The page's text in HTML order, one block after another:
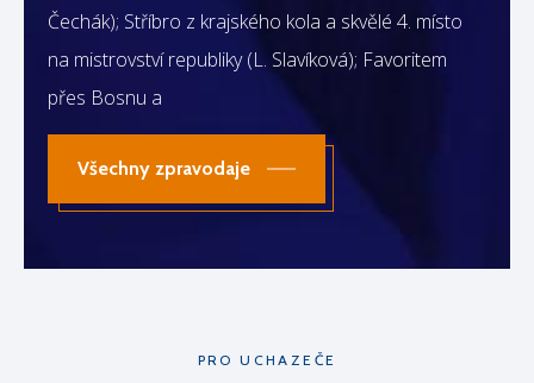
Čechák); Stříbro z krajského kola a skvělé 4. místo
na mistrovství republiky (L. Slavíková); Favoritem
přes Bosnu a
Všechny zpravodaje
PRO UCHAZEČE